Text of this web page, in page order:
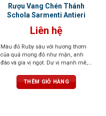
Rượu Vang Chén Thánh
Schola Sarmenti Antieri
Liên hệ
Màu đỏ Ruby sâu với hương thơm
của quả mọng đỏ như mận, anh
đào và gia vị ngọt. Dư vị mạnh mẽ,
dẻo dai trên vòm miệng
THÊM GIỎ HÀNG